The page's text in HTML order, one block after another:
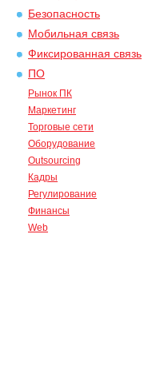
Безопасность
Мобильная связь
Фиксированная связь
ПО
Рынок ПК
Маркетинг
Торговые сети
Оборудование
Outsourcing
Кадры
Регулирование
Финансы
Web